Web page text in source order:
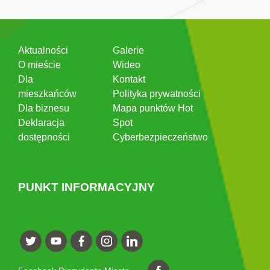
Aktualności
O mieście
Dla
mieszkańców
Dla biznesu
Deklaracja
dostępności
Galerie
Wideo
Kontakt
Polityka prywatności
Mapa punktów Hot
Spot
Cyberbezpieczeństwo
PUNKT INFORMACYJNY